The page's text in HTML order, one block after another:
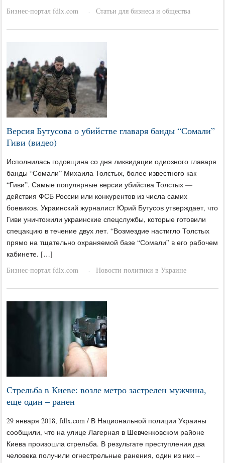
Бизнес-портал fdlx.com
· Статьи для бизнеса и общества
Версия Бутусова о убийстве главаря банды “Сомали”
Гиви (видео)
Исполнилась годовщина со дня ликвидации одиозного главаря
банды “Сомали” Михаила Толстых, более известного как
“Гиви”. Самые популярные версии убийства Толстых —
действия ФСБ России или конкурентов из числа самих
боевиков. Украинский журналист Юрий Бутусов утверждает, что
Гиви уничтожили украинские спецслужбы, которые готовили
спецакцию в течение двух лет. “Возмездие настигло Толстых
прямо на тщательно охраняемой базе “Сомали” в его рабочем
кабинете. […]
Бизнес-портал fdlx.com
· Новости политики в Украине
Стрельба в Киеве: возле метро застрелен мужчина,
еще один – ранен
29 января 2018, fdlx.com / В Национальной полиции Украины
сообщили, что на улице Лагерная в Шевченковском районе
Киева произошла стрельба. В результате преступления два
человека получили огнестрельные ранения, один из них –